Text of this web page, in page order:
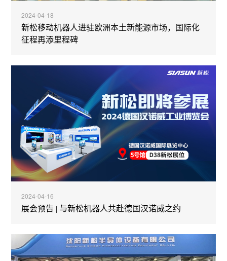
2024-04-18
新松移动机器人进驻欧洲本土新能源市场，国际化
征程再添里程碑
2024-04-16
展会预告 | 与新松机器人共赴德国汉诺威之约